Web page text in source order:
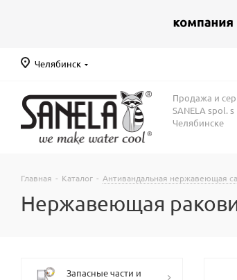
Челябинск
Продажа и
SANELA spol. s
Челябинске
Главная - Каталог - Антивандальная нержавеющая
Нержавеющая
Запасные части и